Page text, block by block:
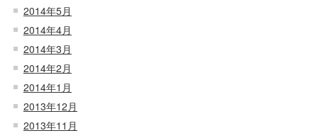
2014年5月
2014年4月
2014年3月
2014年2月
2014年1月
2013年12月
2013年11月